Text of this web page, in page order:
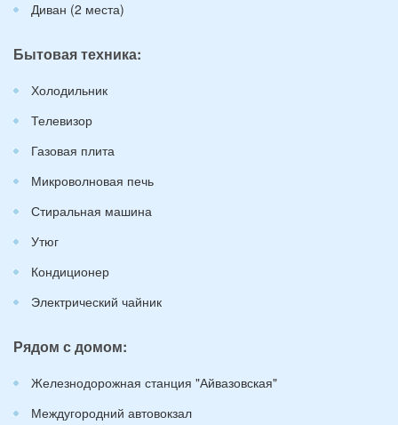
Диван (2 места)
Бытовая техника:
Холодильник
Телевизор
Газовая плита
Микроволновая печь
Стиральная машина
Утюг
Кондиционер
Электрический чайник
Рядом с домом:
Железнодорожная станция "Айвазовская"
Междугородний автовокзал